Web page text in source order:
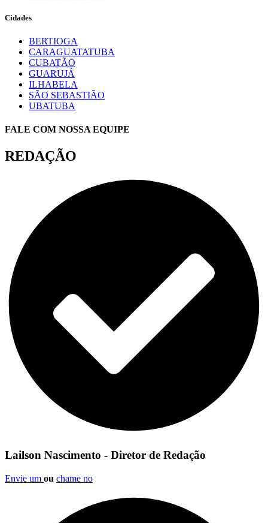
Cidades
BERTIOGA
CARAGUATATUBA
CUBATÃO
GUARUJÁ
ILHABELA
SÃO SEBASTIÃO
UBATUBA
FALE COM NOSSA EQUIPE
REDAÇÃO
Lailson Nascimento - Diretor de Redação
Envie um ou chame no